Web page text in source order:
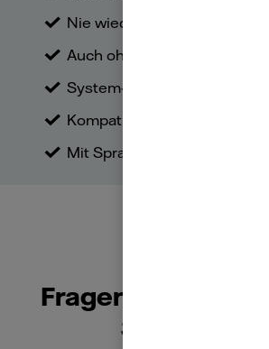
Nie wieder Schlüssel
Auch ohne Smartphone die
System-unabhängig
Kompatibel mit Smart-
Mit Sprachassistenten
Fragen und
Smart Locks